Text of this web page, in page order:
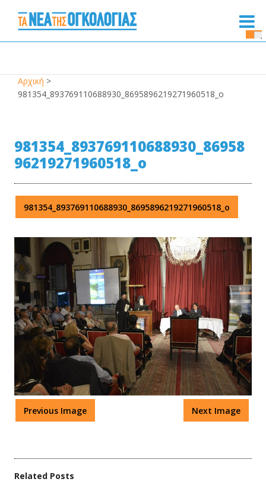
Αρχική >
981354_893769110688930_8695896219271960518_o
981354_893769110688930_86958
96219271960518_o
981354_893769110688930_8695896219271960518_o
Previous Image Next Image
Related Posts